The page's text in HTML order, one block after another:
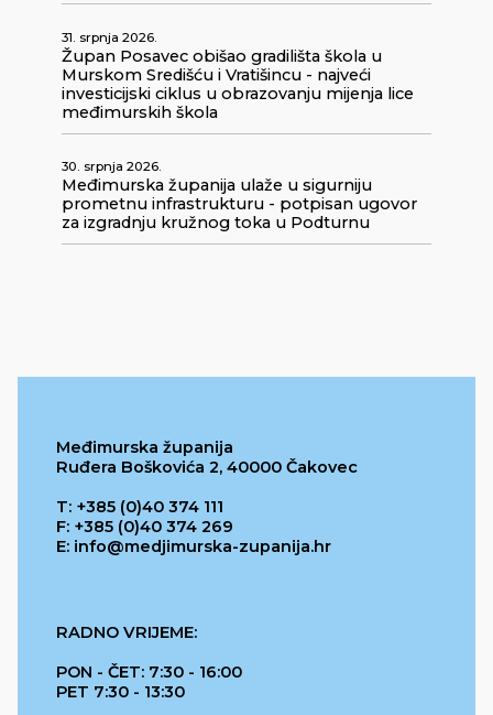
31. srpnja 2026.
Župan Posavec obišao gradilišta škola u
Murskom Središću i Vratišincu - najveći
investicijski ciklus u obrazovanju mijenja lice
međimurskih škola
30. srpnja 2026.
Međimurska županija ulaže u sigurniju
prometnu infrastrukturu - potpisan ugovor
za izgradnju kružnog toka u Podturnu
Međimurska županija
Ruđera Boškovića 2, 40000 Čakovec
T: +385 (0)40 374 111
F: +385 (0)40 374 269
E: info@medjimurska-zupanija.hr
RADNO VRIJEME:
PON - ČET: 7:30 - 16:00
PET 7:30 - 13:30